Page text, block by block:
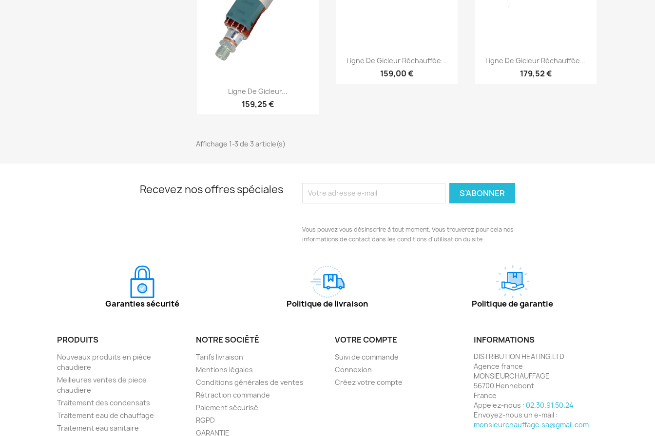
Aperçu rapide
Ligne De Gicleur...
159,25 €
Aperçu rapide
Ligne De Gicleur Réchauffée...
159,00 €
Aperçu rapide
Ligne De Gicleur Réchauffée...
179,52 €
Affichage 1-3 de 3 article(s)
Recevez nos offres spéciales
Vous pouvez vous désinscrire à tout moment. Vous trouverez pour cela nos
informations de contact dans les conditions d'utilisation du site.
Garanties sécurité Politique de livraison Politique de garantie
PRODUITS
Nouveaux produits en pièce
chaudiere
Meilleures ventes de piece
chaudiere
Traitement des condensats
Traitement eau de chauffage
Traitement eau sanitaire
NOTRE SOCIÉTÉ
Tarifs livraison
Mentions légales
Conditions générales de ventes
Rétraction commande
Paiement sécurisé
RGPD
GARANTIE
VOTRE COMPTE
Suivi de commande
Connexion
Créez votre compte
INFORMATIONS
DISTRIBUTION HEATING.LTD
Agence france
MONSIEURCHAUFFAGE
56700 Hennebont
France
Appelez-nous : 02.30.91.50.24
Envoyez-nous un e-mail :
monsieurchauffage.sa@gmail.com